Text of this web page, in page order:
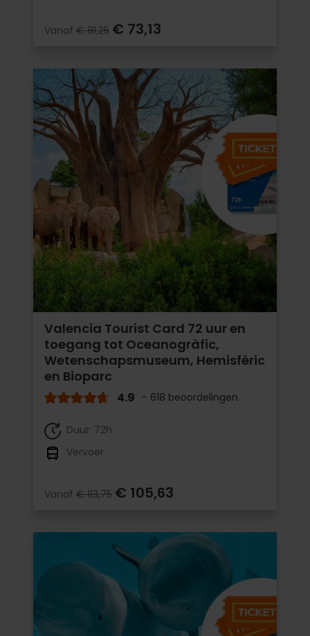
Vanaf € 81,25 € 73,13
Valencia Tourist Card 72 uur en
toegang tot Oceanogràfic,
Wetenschapsmuseum, Hemisfèric
en Bioparc
4.9 - 618 beoordelingen
Duur: 72h
Vervoer
Vanaf € 113,75 € 105,63